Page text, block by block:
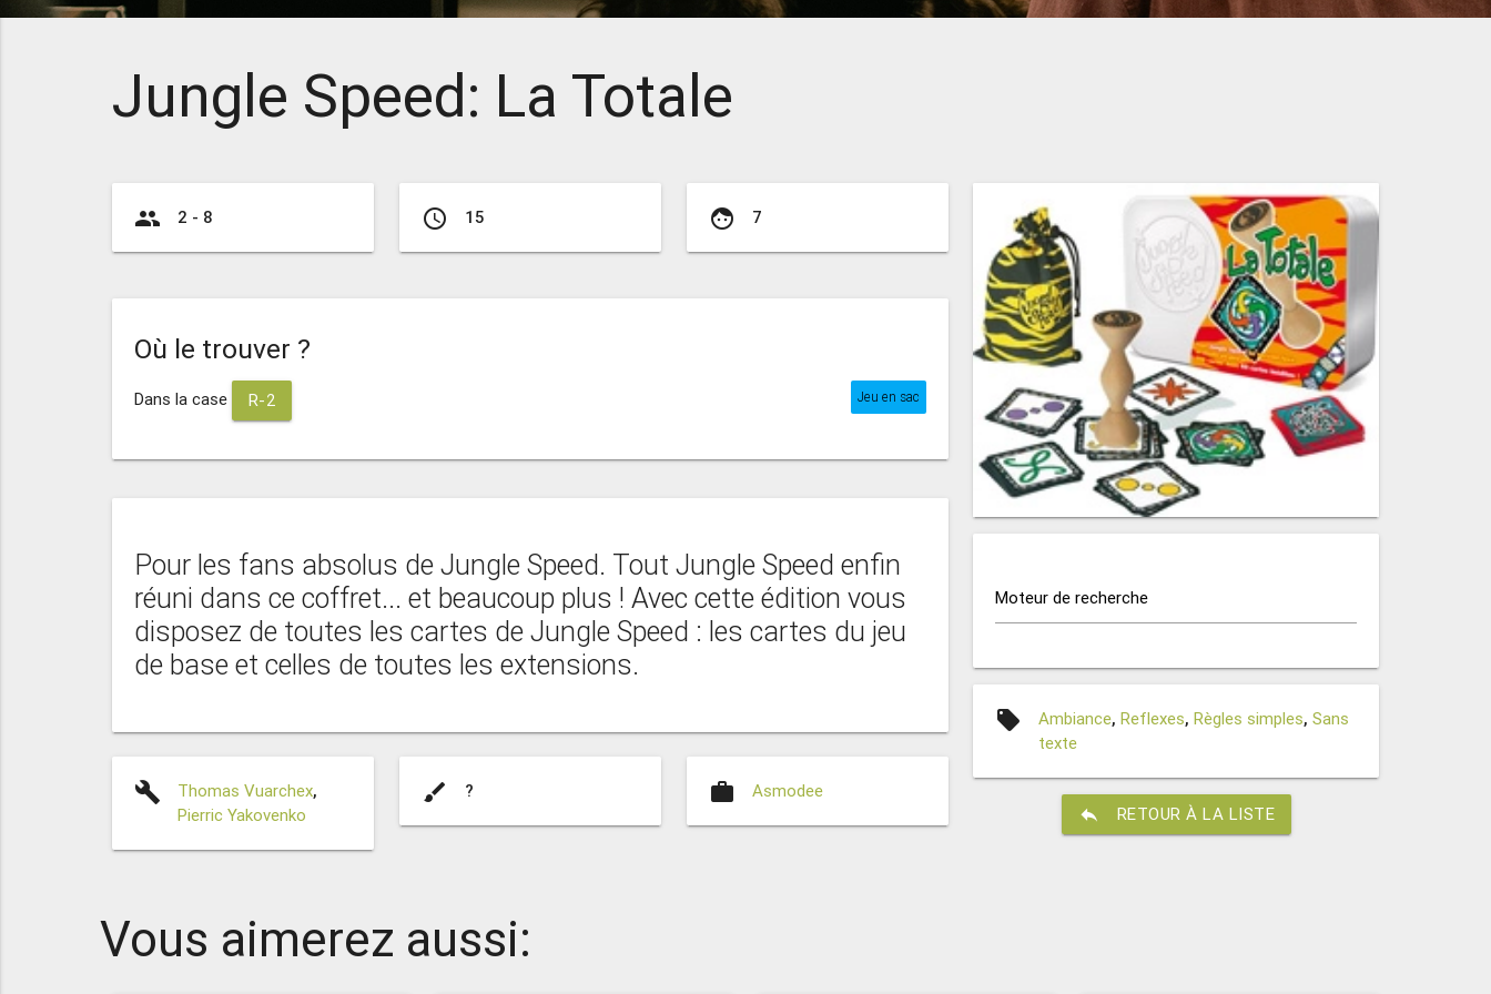
Jungle Speed: La Totale
group 2 - 8 access_time 15 face 7
Où le trouver ?
Dans la case R-2 Jeu en sac
Pour les fans absolus de Jungle Speed. Tout Jungle Speed enfin
réuni dans ce coffret... et beaucoup plus ! Avec cette édition vous
disposez de toutes les cartes de Jungle Speed : les cartes du jeu
de base et celles de toutes les extensions.
build Thomas Vuarchex,
Pierric Yakovenko
brush ? work Asmodee
Moteur de recherche
local_offer Ambiance,Reflexes,Règles simples,Sans
texte
reply RETOUR À LA LISTE
Vous aimerez aussi: